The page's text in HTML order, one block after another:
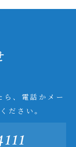
ら、電話かメー
ださい。